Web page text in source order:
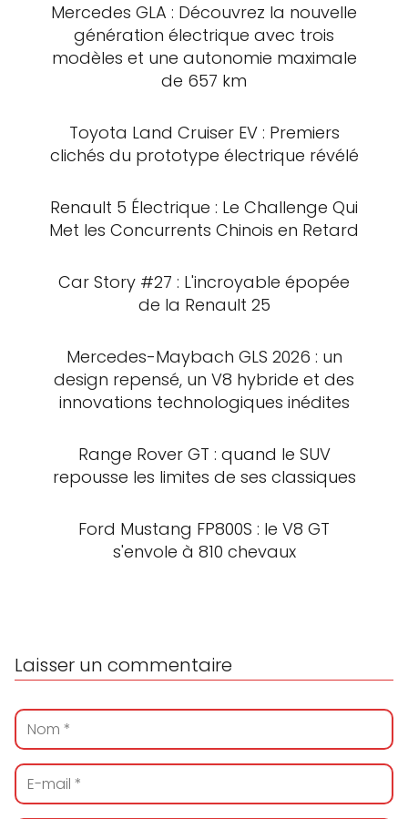
Mercedes GLA : Découvrez la nouvelle
génération électrique avec trois
modèles et une autonomie maximale
de 657 km
Toyota Land Cruiser EV : Premiers
clichés du prototype électrique révélé
Renault 5 Électrique : Le Challenge Qui
Met les Concurrents Chinois en Retard
Car Story #27 : L'incroyable épopée
de la Renault 25
Mercedes-Maybach GLS 2026 : un
design repensé, un V8 hybride et des
innovations technologiques inédites
Range Rover GT : quand le SUV
repousse les limites de ses classiques
Ford Mustang FP800S : le V8 GT
s'envole à 810 chevaux
Laisser un commentaire